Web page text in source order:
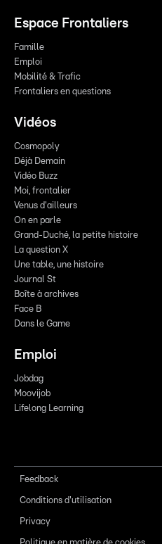
Espace Frontaliers
Famille
Emploi
Mobilité & Trafic
Frontaliers en questions
Vidéos
Cosmopoly
Déjà Demain
Vidéo Buzz
Moi, frontalier
Venus d'ailleurs
On en parle
Grand-Duché, la petite histoire
La question X
Une table, une histoire
Journal St
Boîte à archives
Face B
Dans le Game
Emploi
Jobdag
Moovijob
Lifelong Learning
Feedback
Conditions d'utilisation
Privacy